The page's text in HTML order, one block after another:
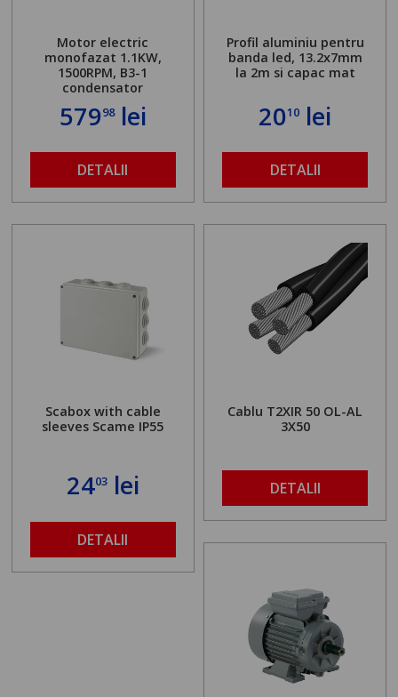
Motor electric
monofazat 1.1KW,
1500RPM, B3-1
condensator
57998lei
DETALII
Profil aluminiu pentru
banda led, 13.2x7mm
la 2m si capac mat
2010 lei
DETALII
Scabox with cable
sleeves Scame IP55
2403lei
DETALII
Cablu T2XIR 50 OL-AL
3X50
DETALII